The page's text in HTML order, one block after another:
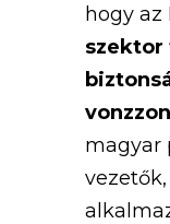
hogy az
szektor
magyar